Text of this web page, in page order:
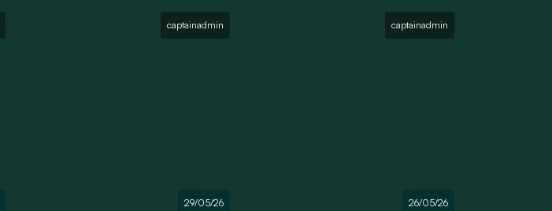
captainadmin
29/05/26
captainadmin
26/05/26